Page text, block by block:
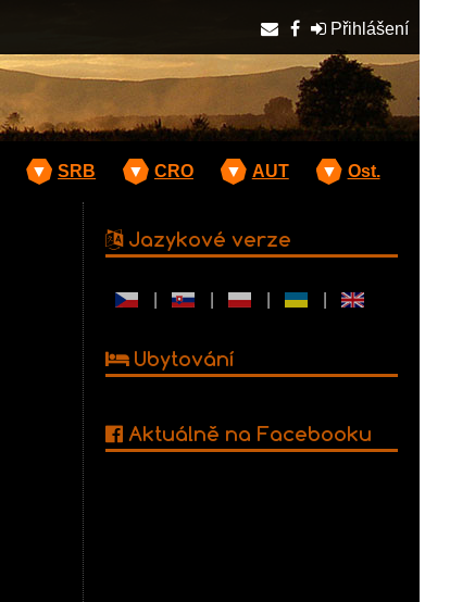
Přihlášení
▼ SRB ▼ CRO ▼ AUT ▼ Ost.
Jazykové verze
Ubytování
Aktuálně na Facebooku